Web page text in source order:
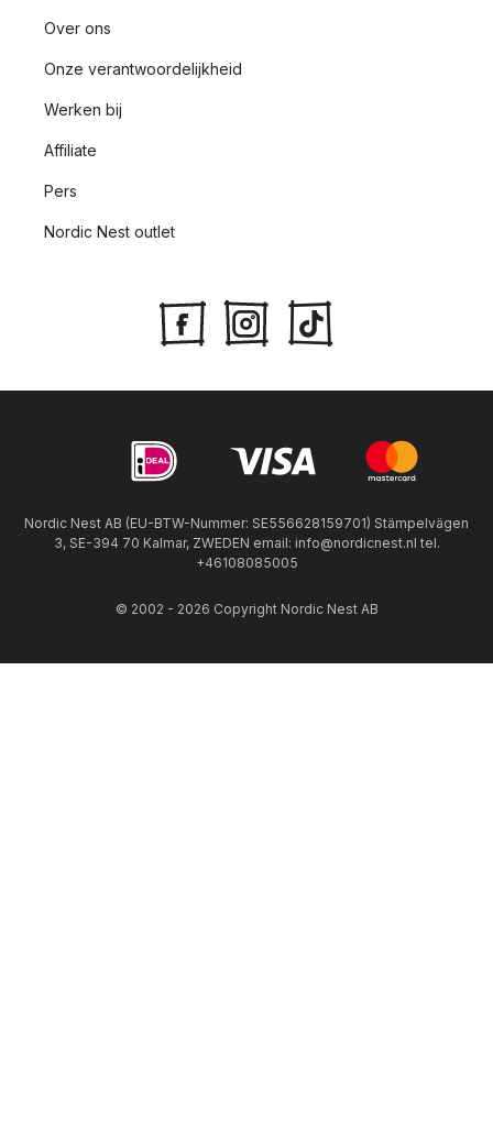
Over ons
Onze verantwoordelijkheid
Werken bij
Affiliate
Pers
Nordic Nest outlet
Nordic Nest AB (EU-BTW-Nummer: SE556628159701) Stämpelvägen
3, SE-394 70 Kalmar, ZWEDEN email: info@nordicnest.nl tel.
+46108085005
© 2002 - 2026 Copyright Nordic Nest AB